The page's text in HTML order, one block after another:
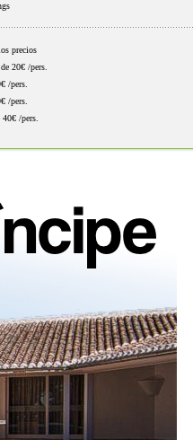
precios
20€ /pers.
/pers.
/pers.
/pers.